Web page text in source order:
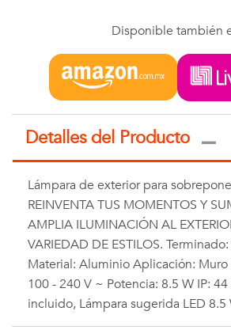
Disponible también
Detalles del Producto
Lámpara de exterior para
REINVENTA TUS MOMENTOS Y
AMPLIA ILUMINACIÓN AL
VARIEDAD DE ESTILOS.
Material: Aluminio Aplicación: Muro
100 - 240 V ~ Potencia: 8.5 W IP:
incluido, Lámpara sugerida LED 8.5